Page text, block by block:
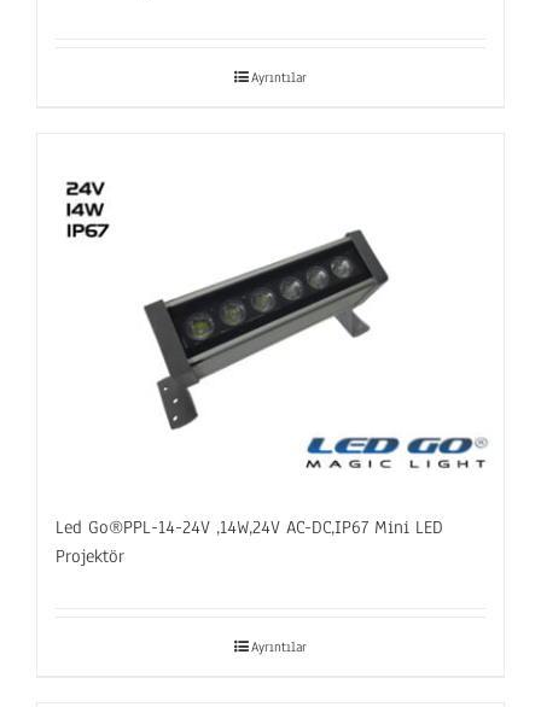
Ayrıntılar
Led Go®PPL-14-24V ,14W,24V AC-DC,IP67 Mini LED
Projektör
Ayrıntılar